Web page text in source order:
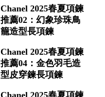
Chanel 2025春夏項鍊
推薦02：幻象珍珠鳥
籠造型長項鍊
Chanel 2025春夏項鍊
推薦04：金色羽毛造
型皮穿鍊長項鍊
Chanel 2025春夏項鍊